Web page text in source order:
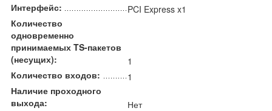
Интерфейс:
PCI Express x1
Количество
одновременно
принимаемых TS-пакетов
(несущих):
1
Количество входов:
1
Наличие проходного
выхода:
Нет